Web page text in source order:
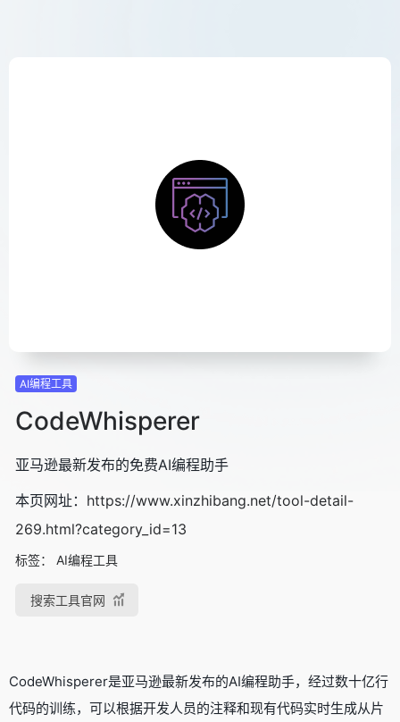
AI编程工具
CodeWhisperer
亚马逊最新发布的免费AI编程助手
本页网址： https://www.xinzhibang.net/tool-detail-
269.html?category_id=13
标签： AI编程工具
搜索工具官网
CodeWhisperer是亚马逊最新发布的AI编程助手，经过数十亿行
代码的训练，可以根据开发人员的注释和现有代码实时生成从片